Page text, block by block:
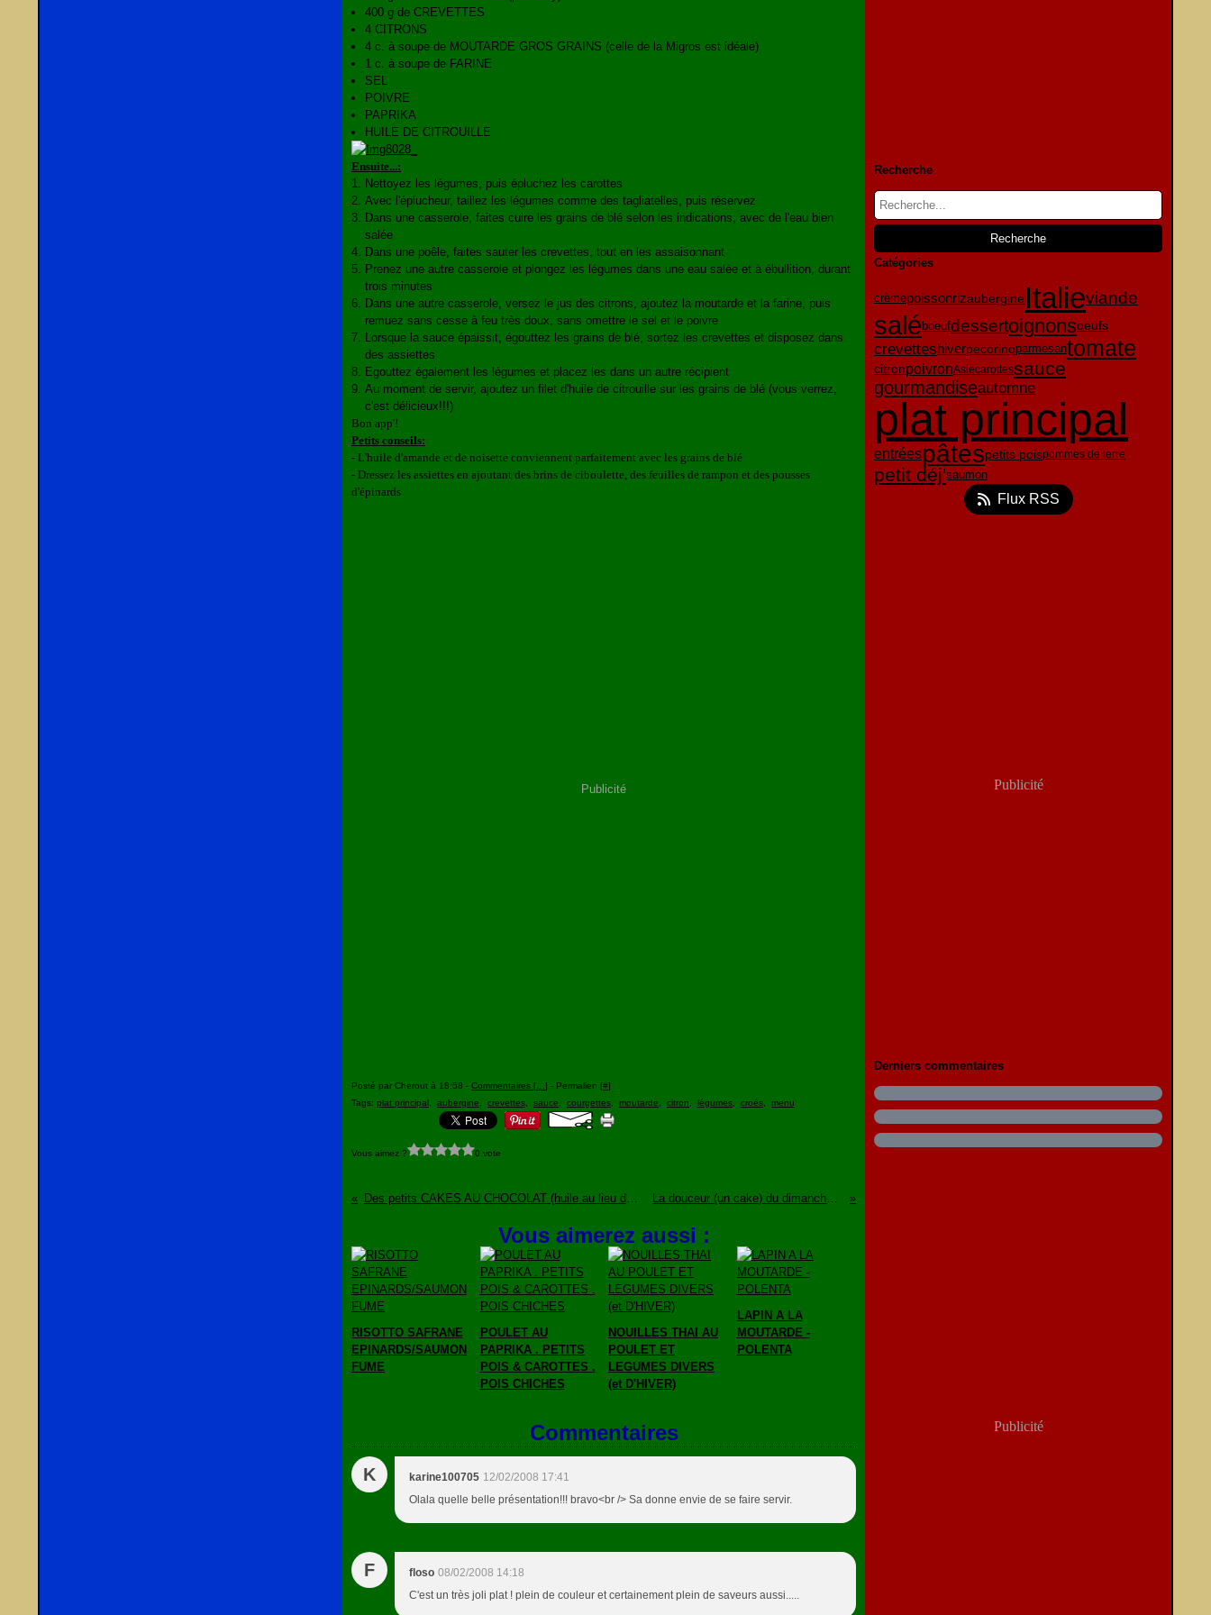
400 g de CREVETTES
4 CITRONS
4 c. à soupe de MOUTARDE GROS GRAINS (celle de la Migros est idéale)
1 c. à soupe de FARINE
SEL
POIVRE
PAPRIKA
HUILE DE CITROUILLE
Ensuite...:
Nettoyez les légumes, puis épluchez les carottes
Avec l'éplucheur, taillez les légumes comme des tagliatelles, puis réservez
Dans une casserole, faites cuire les grains de blé selon les indications, avec de l'eau bien
salée
Dans une poêle, faites sauter les crevettes, tout en les assaisonnant
Prenez une autre casserole et plongez les légumes dans une eau salée et à ébullition, durant
trois minutes
Dans une autre casserole, versez le jus des citrons, ajoutez la moutarde et la farine, puis
remuez sans cesse à feu très doux, sans omettre le sel et le poivre
Lorsque la sauce épaissit, égouttez les grains de blé, sortez les crevettes et disposez dans
des assiettes
Egouttez également les légumes et placez les dans un autre récipient
Au moment de servir, ajoutez un filet d'huile de citrouille sur les grains de blé (vous verrez,
c'est délicieux!!!)
Bon app'!
Petits conseils:
- L'huile d'amande et de noisette conviennent parfaitement avec les grains de blé
- Dressez les assiettes en ajoutant des brins de ciboulette, des feuilles de rampon et des pousses
d'épinards
Publicité
Posté par Cherout à 18:58 - Commentaires [ ] - Permalien [#]
Tags: plat principal aubergine crevettes sauce courgettes moutarde citron légumes croés menu
Vous aimez ? 0 vote
Des petits CAKES AU CHOCOLAT (huile au lieu de beurre) La douceur (un cake) du dimanche matin
Vous aimerez aussi :
RISOTTO SAFRANE
EPINARDS/SAUMON
FUME
POULET AU
PAPRIKA . PETITS
POIS & CAROTTES .
POIS CHICHES
NOUILLES THAI AU
POULET ET
LEGUMES DIVERS
(et D'HIVER)
LAPIN A LA
MOUTARDE -
POLENTA
Commentaires
K karine100705 12/02/2008 17:41
Olala quelle belle présentation!!! bravo<br /> Sa donne envie de se faire servir.
F floso 08/02/2008 14:18
C'est un très joli plat ! plein de couleur et certainement plein de saveurs aussi.....
Recherche
Catégories
crèmepoissonrizaubergine Italieviande
saléboeufdessertoignonsoeufs
crevetteshiverpecorinoparmesantomate
citronpoivronAsiecarottessauce
gourmandiseautomne
plat principal
entréespâtespetits poispommes de terre
petit déj'saumon
Flux RSS
Publicité
Derniers commentaires
Publicité